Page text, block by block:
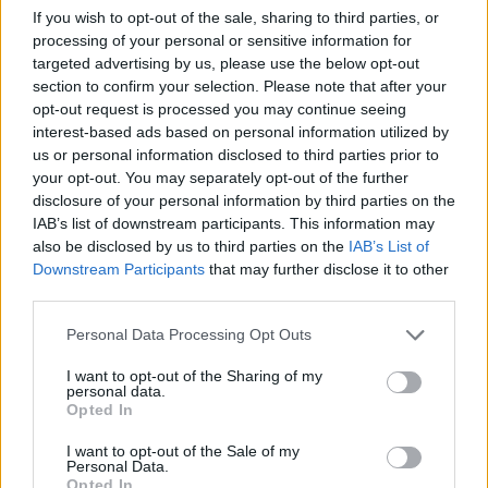
If you wish to opt-out of the sale, sharing to third parties, or
processing of your personal or sensitive information for
targeted advertising by us, please use the below opt-out
section to confirm your selection. Please note that after your
opt-out request is processed you may continue seeing
interest-based ads based on personal information utilized by
us or personal information disclosed to third parties prior to
your opt-out. You may separately opt-out of the further
disclosure of your personal information by third parties on the
IAB’s list of downstream participants. This information may
also be disclosed by us to third parties on the IAB’s List of
Downstream Participants that may further disclose it to other
Please note that this website/app uses one or more Google
not limited to your visit or usage behaviour. You may click to
grant or deny consent to Google and its third-party tags to
use your data for below specified purposes in below Google
consent section.
Personal Data Processing Opt Outs
I want to opt-out of the Sharing of my
personal data.
Opted In
I want to opt-out of the Sale of my
Personal Data.
Opted In
26. 2. (13.30) 7,5 km ženy klasicky
(kvalifikace). (15:30) 7,5 km muži klasicky
(kvalifikace).
27. 2.(10.00) sprint ženy volně
(kvalifikace). Sprint muži volně
(kvalifikace). 12.30: sprint ženy a muži
volně
1. 3.(14.00) skiatlon muži 2×10 km.
2. 3. (14.00) skiatlon ženy 2×10 km.
4. 3.(13.00) 10 km klasicky muži. 15.30:
10 km klasicky ženy.
5. 3. (11.00) Týmový sprint ženy a muži
klasicky (kvalifikace) (14.30) Týmový
6. 3.(12.30) štafeta muži 4×7,5 km.
7. 3.(14.00) štafeta ženy 4×7,5 km.
s hromadným startem.
9. 3.(11.30) 50 km volně ženy